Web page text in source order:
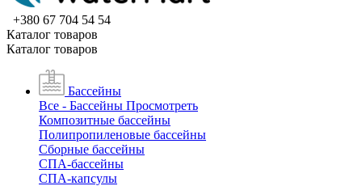
+380 67 704 54 54
Каталог товаров
Каталог товаров
Бассейны
Все - Бассейны Просмотреть
Композитные бассейны
Полипропиленовые бассейны
Сборные бассейны
СПА-бассейны
СПА-капсулы